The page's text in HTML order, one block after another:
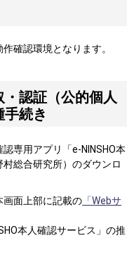
確認環境となります。
認証（公的個人
続き
専用アプリ「e-NINSHO本
総合研究所）のダウンロ
画面上部に記載の 「Webサ
本人確認サービス」の推